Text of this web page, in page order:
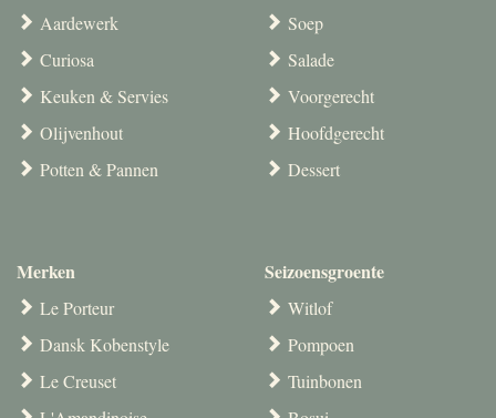
Aardewerk
Curiosa
Keuken & Servies
Olijvenhout
Potten & Pannen
Merken
Le Porteur
Dansk Kobenstyle
Le Creuset
Soep
Salade
Voorgerecht
Hoofdgerecht
Dessert
Seizoensgroente
Witlof
Pompoen
Tuinbonen